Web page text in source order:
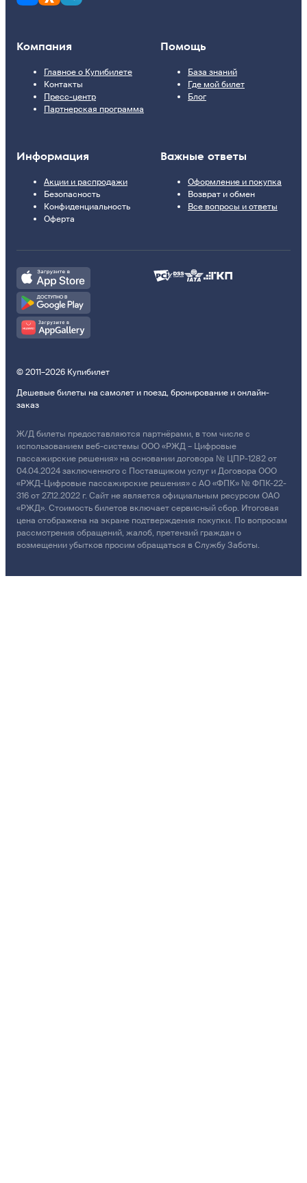
Компания
Главное о Купибилете
Контакты
Пресс-центр
Партнерская программа
Помощь
База знаний
Где мой билет
Блог
Информация
Акции и распродажи
Безопасность
Конфиденциальность
Оферта
Важные ответы
Оформление и покупка
Возврат и обмен
Все вопросы и ответы
© 2011–2026 Купибилет
Дешевые билеты на самолет и поезд, бронирование и онлайн-
заказ
Ж/Д билеты предоставляются партнёрами, в том числе с
использованием веб-системы ООО «РЖД – Цифровые
пассажирские решения» на основании договора № ЦПР-1282 от
04.04.2024 заключенного с Поставщиком услуг и Договора ООО
«РЖД-Цифровые пассажирские решения» с АО «ФПК» № ФПК-22-
316 от 27.12.2022 г. Сайт не является официальным ресурсом ОАО
«РЖД». Стоимость билетов включает сервисный сбор. Итоговая
цена отображена на экране подтверждения покупки. По вопросам
рассмотрения обращений, жалоб, претензий граждан о
возмещении убытков просим обращаться в Службу Заботы.